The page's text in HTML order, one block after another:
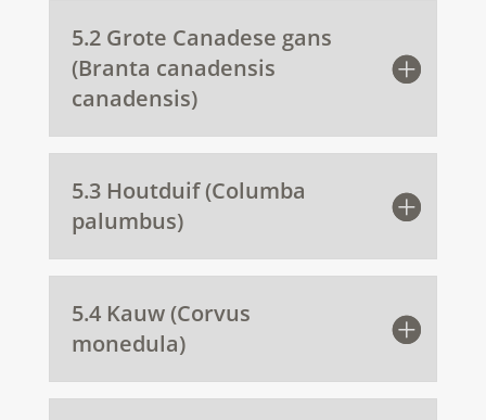
5.2 Grote Canadese gans
(Branta canadensis
canadensis)
5.3 Houtduif (Columba
palumbus)
5.4 Kauw (Corvus
monedula)